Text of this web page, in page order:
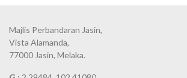
Majlis Perbandaran Jasin,
Vista Alamanda,
77000 Jasin, Melaka.